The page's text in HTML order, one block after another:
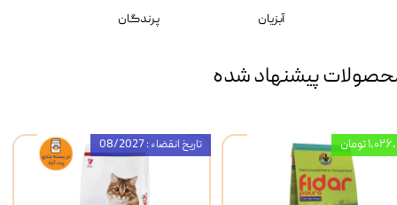
آبزیان پرندگان
پیشنهاد شده
تاریخ انقضاء : 08/2027 تومان